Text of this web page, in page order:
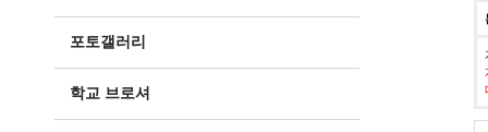
포토갤러리
학교 브로셔